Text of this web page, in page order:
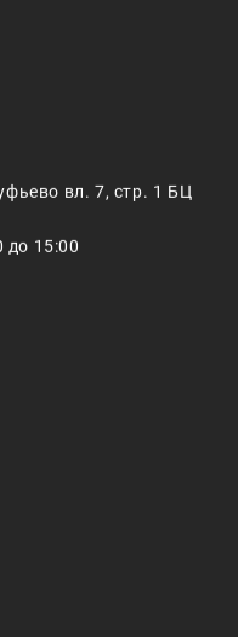
вл. 7, стр. 1 БЦ
до 15:00